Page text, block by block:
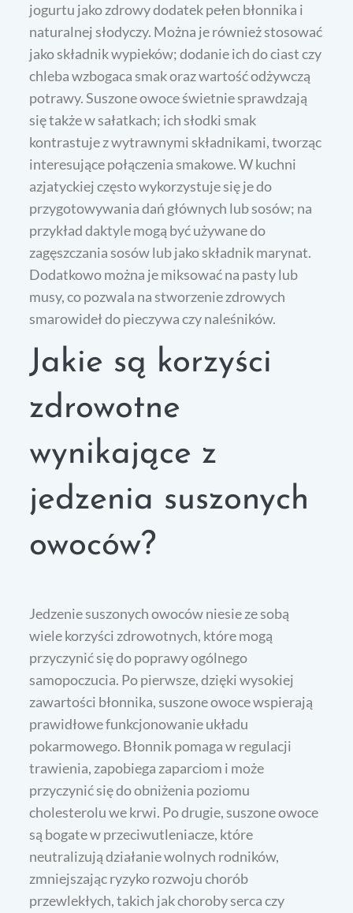
jogurtu jako zdrowy dodatek pełen błonnika i
naturalnej słodyczy. Można je również stosować
jako składnik wypieków; dodanie ich do ciast czy
chleba wzbogaca smak oraz wartość odżywczą
potrawy. Suszone owoce świetnie sprawdzają
się także w sałatkach; ich słodki smak
kontrastuje z wytrawnymi składnikami, tworząc
interesujące połączenia smakowe. W kuchni
azjatyckiej często wykorzystuje się je do
przygotowywania dań głównych lub sosów; na
przykład daktyle mogą być używane do
zagęszczania sosów lub jako składnik marynat.
Dodatkowo można je miksować na pasty lub
musy, co pozwala na stworzenie zdrowych
smarowideł do pieczywa czy naleśników.
Jakie są korzyści
zdrowotne
wynikające z
jedzenia suszonych
owoców?
Jedzenie suszonych owoców niesie ze sobą
wiele korzyści zdrowotnych, które mogą
przyczynić się do poprawy ogólnego
samopoczucia. Po pierwsze, dzięki wysokiej
zawartości błonnika, suszone owoce wspierają
prawidłowe funkcjonowanie układu
pokarmowego. Błonnik pomaga w regulacji
trawienia, zapobiega zaparciom i może
przyczynić się do obniżenia poziomu
cholesterolu we krwi. Po drugie, suszone owoce
są bogate w przeciwutleniacze, które
neutralizują działanie wolnych rodników,
zmniejszając ryzyko rozwoju chorób
przewlekłych, takich jak choroby serca czy